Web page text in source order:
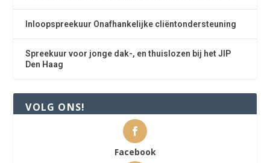
Inloopspreekuur Onafhankelijke cliëntondersteuning
Spreekuur voor jonge dak-, en thuislozen bij het JIP
Den Haag
VOLG ONS!
Facebook